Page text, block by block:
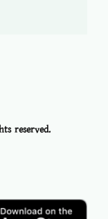
reserved.